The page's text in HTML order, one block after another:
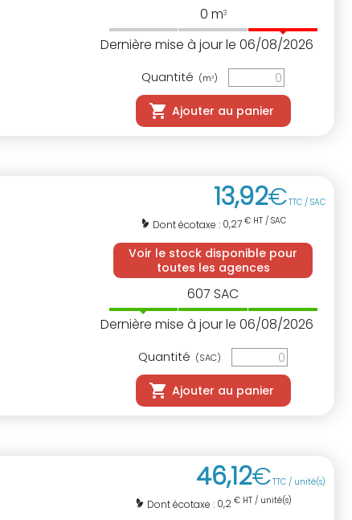
0 m3
Dernière mise à jour le 06/08/2026
Quantité (m3)
Ajouter au panier
13,92€TTC / SAC
Dont écotaxe : 0,27€ HT / SAC
Voir le stock disponible pour
toutes les agences
607 SAC
Dernière mise à jour le 06/08/2026
Quantité (SAC)
Ajouter au panier
46,12€TTC / unité(s)
Dont écotaxe : 0,2 € HT / unité(s)